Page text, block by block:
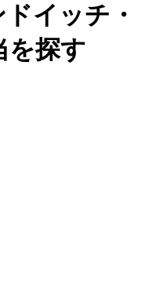
イッチ・
を探す